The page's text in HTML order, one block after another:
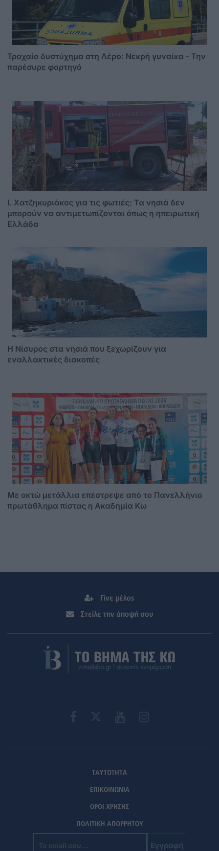
Τροχαίο δυστύχημα στη Λέρο: Νεκρή γυναίκα - Την
παρέσυρε φορτηγό
I. Χατζηκυριάκος για τις φωτιές: Τα νησιά δεν
μπορούν να αντιμετωπίζονται όπως η ηπειρωτική
Ελλάδα
Η Νίσυρος στα νησιά που ξεχωρίζουν για
εναλλακτικές διακοπές
Με οκτώ μετάλλια επέστρεψε από το Πανελλήνιο
πρωτάθλημα πίστας η Ακαδημία Κω
Γίνε μέλος
Στείλε την άποψή σου
ΤΑΥΤΟΤΗΤΑ
ΕΠΙΚΟΙΝΩΝΙΑ
ΟΡΟΙ ΧΡΗΣΗΣ
ΠΟΛΙΤΙΚΗ ΑΠΟΡΡΗΤΟΥ
Εγγραφή